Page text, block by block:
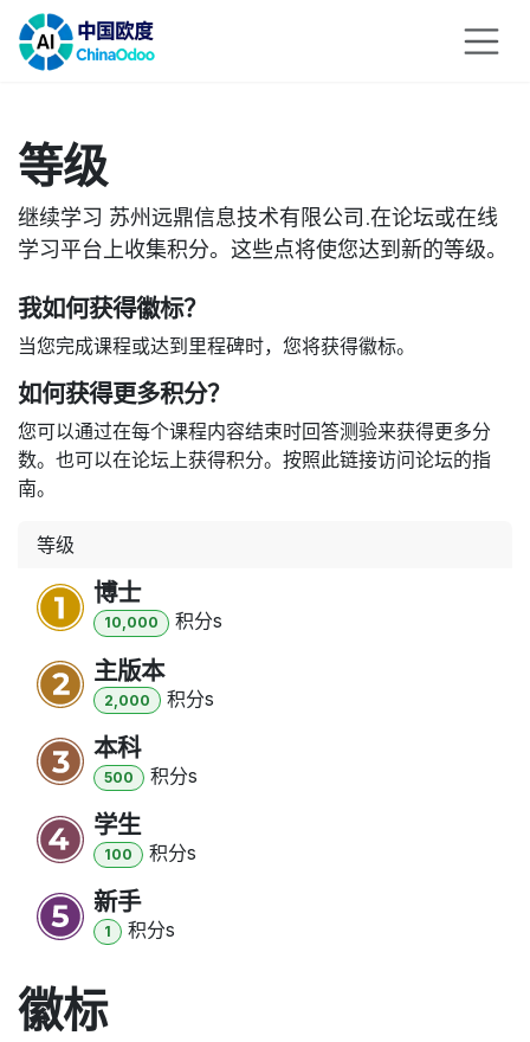
跳至内容
等级
继续学习 苏州远鼎信息技术有限公司.在论坛或在线
学习平台上收集积分。这些点将使您达到新的等级。
我如何获得徽标？
当您完成课程或达到里程碑时，您将获得徽标。
如何获得更多积分？
您可以通过在每个课程内容结束时回答测验来获得更多分
数。也可以在论坛上获得积分。按照此链接访问论坛的指
南。
等级
博士
10,000 积分s
主版本
2,000 积分s
本科
500 积分s
学生
100 积分s
新手
1 积分s
徽标